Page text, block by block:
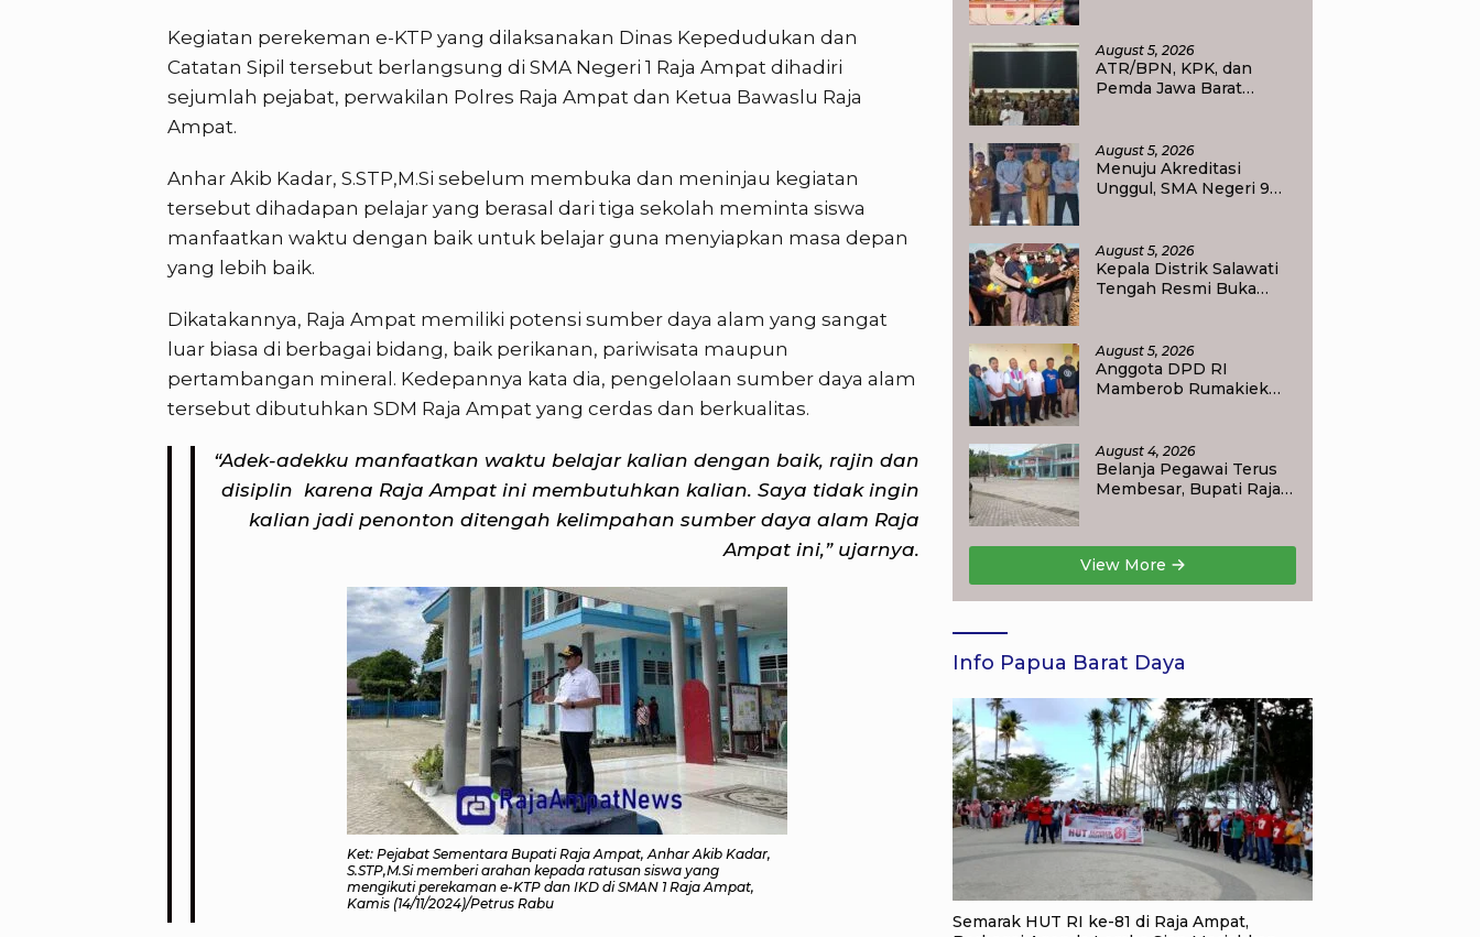
Kegiatan perekeman e-KTP yang dilaksanakan Dinas Kepedudukan dan
Catatan Sipil tersebut berlangsung di SMA Negeri 1 Raja Ampat dihadiri
sejumlah pejabat, perwakilan Polres Raja Ampat dan Ketua Bawaslu Raja
Ampat.
Anhar Akib Kadar, S.STP,M.Si sebelum membuka dan meninjau kegiatan
tersebut dihadapan pelajar yang berasal dari tiga sekolah meminta siswa
manfaatkan waktu dengan baik untuk belajar guna menyiapkan masa depan
yang lebih baik.
Dikatakannya, Raja Ampat memiliki potensi sumber daya alam yang sangat
luar biasa di berbagai bidang, baik perikanan, pariwisata maupun
pertambangan mineral. Kedepannya kata dia, pengelolaan sumber daya alam
tersebut dibutuhkan SDM Raja Ampat yang cerdas dan berkualitas.
“Adek-adekku manfaatkan waktu belajar kalian dengan baik, rajin dan
disiplin karena Raja Ampat ini membutuhkan kalian. Saya tidak ingin
kalian jadi penonton ditengah kelimpahan sumber daya alam Raja
Ampat ini,” ujarnya.
Ket: Pejabat Sementara Bupati Raja Ampat, Anhar Akib Kadar,
S.STP,M.Si memberi arahan kepada ratusan siswa yang
mengikuti perekaman e-KTP dan IKD di SMAN 1 Raja Ampat,
Kamis (14/11/2024)/Petrus Rabu
Pengukuran Tanah
Selesai 12 Hari
August 5, 2026
ATR/BPN, KPK, dan
Pemda Jawa Barat
Kelola Pertanahan dan
Ekonomi Daerah
August 5, 2026
Menuju Akreditasi
Unggul, SMA Negeri 9
Pendidikan
August 5, 2026
Kepala Distrik Salawati
Tengah Resmi Buka
ke-81, Sportivitas Jadi
Pesan Utama
August 5, 2026
Anggota DPD RI
Mamberob Rumakiek
Baru dan Anak Kurang
Mampu
August 4, 2026
Belanja Pegawai Terus
Membesar, Bupati Raja
View More
Info Papua Barat Daya
Semarak HUT RI ke-81 di Raja Ampat,